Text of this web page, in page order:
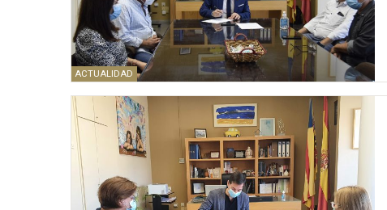
ACTUALIDAD